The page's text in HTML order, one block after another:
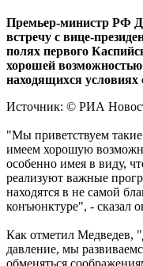
Премьер-министр РФ
встречу с вице-
полях первого
хорошей
находящихся условиях
Источник: © РИА
"Мы приветствуем
имеем хорошую
особенно имея в виду,
реализуют важные
находятся в не самой
конъюнктуре", - сказал
Как отметил Медведев,
давление, мы
обменяться